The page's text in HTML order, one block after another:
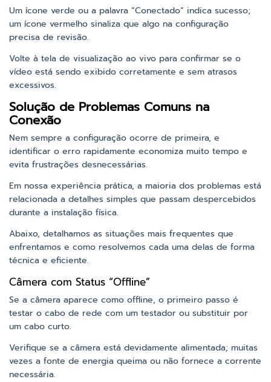
Um ícone verde ou a palavra “Conectado” indica sucesso;
um ícone vermelho sinaliza que algo na configuração
precisa de revisão.
Volte à tela de visualização ao vivo para confirmar se o
vídeo está sendo exibido corretamente e sem atrasos
excessivos.
Solução de Problemas Comuns na
Conexão
Nem sempre a configuração ocorre de primeira, e
identificar o erro rapidamente economiza muito tempo e
evita frustrações desnecessárias.
Em nossa experiência prática, a maioria dos problemas está
relacionada a detalhes simples que passam despercebidos
durante a instalação física.
Abaixo, detalhamos as situações mais frequentes que
enfrentamos e como resolvemos cada uma delas de forma
técnica e eficiente.
Câmera com Status “Offline”
Se a câmera aparece como offline, o primeiro passo é
testar o cabo de rede com um testador ou substituir por
um cabo curto.
Verifique se a câmera está devidamente alimentada; muitas
vezes a fonte de energia queima ou não fornece a corrente
necessária.